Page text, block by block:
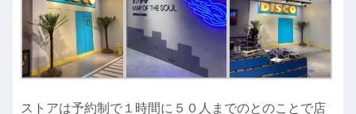
ストアは予約制で１時間に５０人までのとのことで店